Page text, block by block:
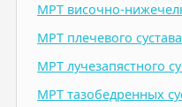
МРТ височно-
МРТ плечевого сустава
МРТ лучезапястного
МРТ тазобедренных